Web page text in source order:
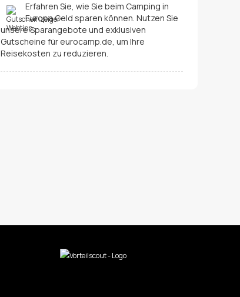
Erfahren Sie, wie Sie beim Camping in
Europa Geld sparen können. Nutzen Sie
unsere Sparangebote und exklusiven
Gutscheine für eurocamp.de, um Ihre
Reisekosten zu reduzieren.